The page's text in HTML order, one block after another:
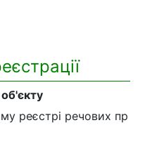
реєстрі речових пр